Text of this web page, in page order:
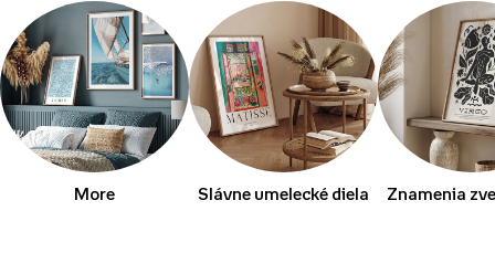
More Slávne umelecké diela Znamenia